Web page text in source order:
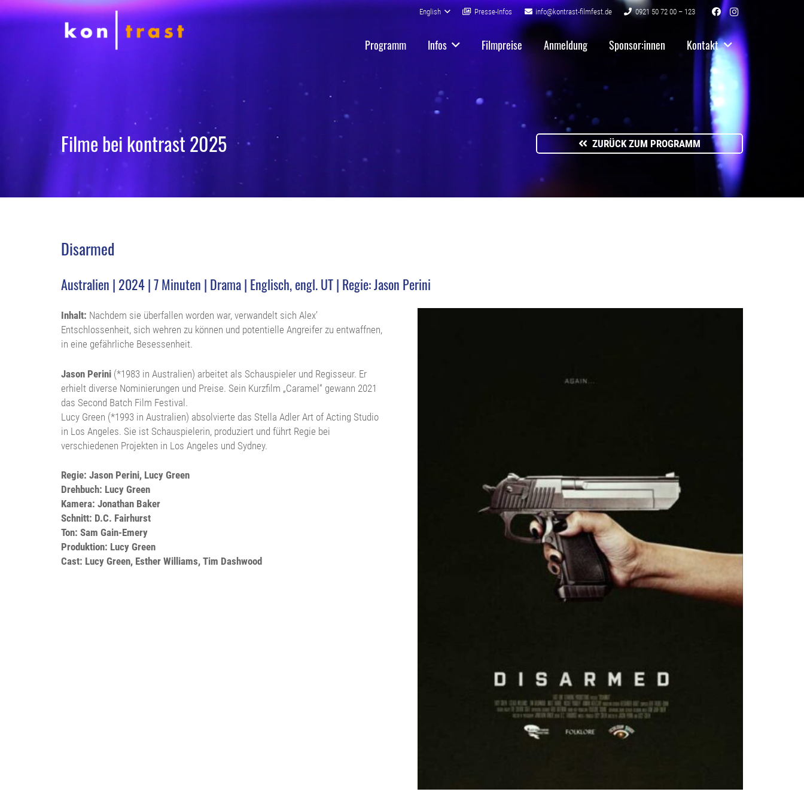
English Presse-Infos info@kontrast-filmfest.de 0921 50 72 00 – 123
Programm Infos Filmpreise Anmeldung Sponsor:innen Kontakt
Filme bei kontrast 2025 ZURÜCK ZUM PROGRAMM
Disarmed
Australien | 2024 | 7 Minuten | Drama | Englisch, engl. UT | Regie: Jason Perini
Inhalt: Nachdem sie überfallen worden war, verwandelt sich Alex’
Entschlossenheit, sich wehren zu können und potentielle Angreifer zu entwaffnen,
in eine gefährliche Besessenheit.
Jason Perini (*1983 in Australien) arbeitet als Schauspieler und Regisseur. Er
erhielt diverse Nominierungen und Preise. Sein Kurzfilm „Caramel“ gewann 2021
das Second Batch Film Festival.
Lucy Green (*1993 in Australien) absolvierte das Stella Adler Art of Acting Studio
in Los Angeles. Sie ist Schauspielerin, produziert und führt Regie bei
verschiedenen Projekten in Los Angeles und Sydney.
Regie: Jason Perini, Lucy Green
Drehbuch: Lucy Green
Kamera: Jonathan Baker
Schnitt: D.C. Fairhurst
Ton: Sam Gain-Emery
Produktion: Lucy Green
Cast: Lucy Green, Esther Williams, Tim Dashwood